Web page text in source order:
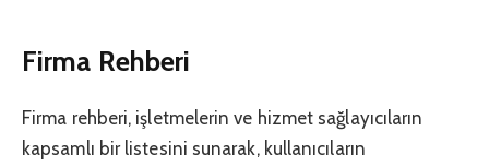
Firma Rehberi
Firma rehberi, işletmelerin ve hizmet sağlayıcıların
kapsamlı bir listesini sunarak, kullanıcıların